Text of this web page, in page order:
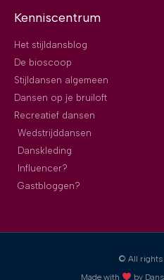
Kenniscentrum
Het stijldansblog
De bioscoop
Stijldansen algemeen
Dansen op je bruiloft
Recreatief dansen
Wedstrijddansen
Danskleding
Influencer?
Gastbloggen?
© All rights
Made with
by